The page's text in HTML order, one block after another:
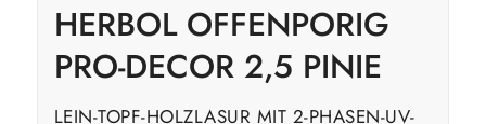
HERBOL OFFENPORIG
PRO-DECOR 2,5 PINIE
LEIN-TOPF-HOLZLASUR MIT 2-PHASEN-UV-